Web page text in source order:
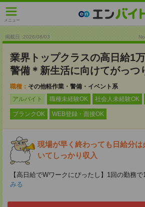
メニュー
掲載日 :2026/08/03
業界トップクラスの高日給1
警備＊新生活に向けてがっつ
職種： その他軽作業・警備・イベント系
アルバイト
職種未経験OK 社会人未経験OK
ブランクOK WEB登録・面接OK
現場が早く終わっても日給分
いてしっかり収入
【高日給でWワークにぴったし】1回の勤務
みる